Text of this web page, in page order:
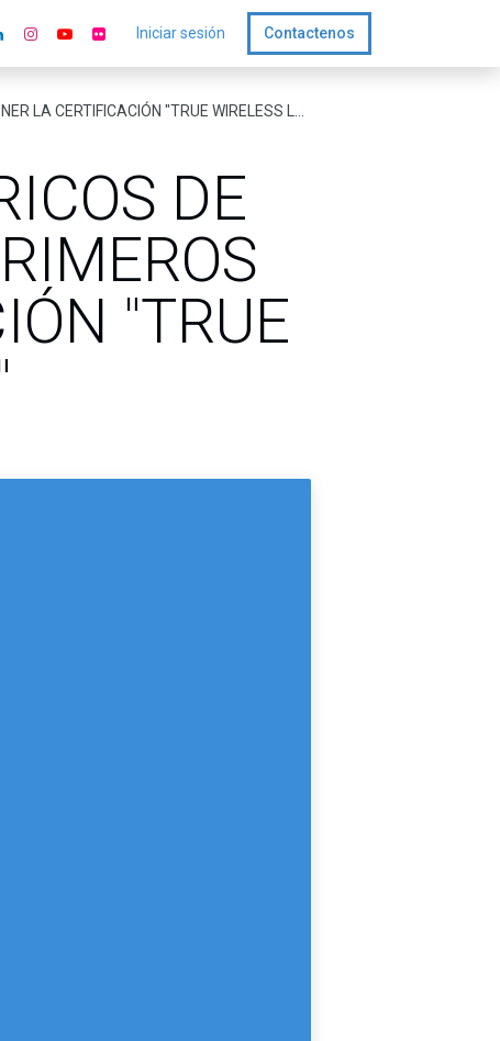
Iniciar sesión Contactenos
"TRUE WIRELESS LOSSLESS VISION"
DE
"TRUE